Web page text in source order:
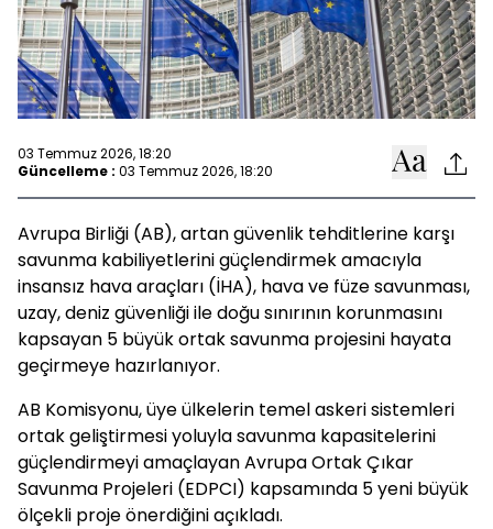
03 Temmuz 2026, 18:20
Güncelleme : 03 Temmuz 2026, 18:20
Avrupa Birliği (AB), artan güvenlik tehditlerine karşı
savunma kabiliyetlerini güçlendirmek amacıyla
insansız hava araçları (İHA), hava ve füze savunması,
uzay, deniz güvenliği ile doğu sınırının korunmasını
kapsayan 5 büyük ortak savunma projesini hayata
geçirmeye hazırlanıyor.
AB Komisyonu, üye ülkelerin temel askeri sistemleri
ortak geliştirmesi yoluyla savunma kapasitelerini
güçlendirmeyi amaçlayan Avrupa Ortak Çıkar
Savunma Projeleri (EDPCI) kapsamında 5 yeni büyük
ölçekli proje önerdiğini açıkladı.